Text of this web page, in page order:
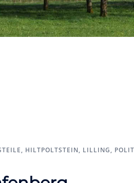
, HILTPOLTSTEIN, LILLING,